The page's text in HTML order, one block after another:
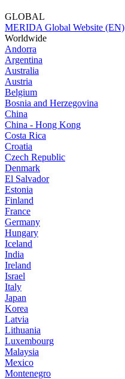
GLOBAL
MERIDA Global Website (EN)
Worldwide
Andorra
Argentina
Australia
Austria
Belgium
Bosnia and Herzegovina
China
China - Hong Kong
Costa Rica
Croatia
Czech Republic
Denmark
El Salvador
Estonia
Finland
France
Germany
Hungary
Iceland
India
Ireland
Israel
Italy
Japan
Korea
Latvia
Lithuania
Luxembourg
Malaysia
Mexico
Montenegro